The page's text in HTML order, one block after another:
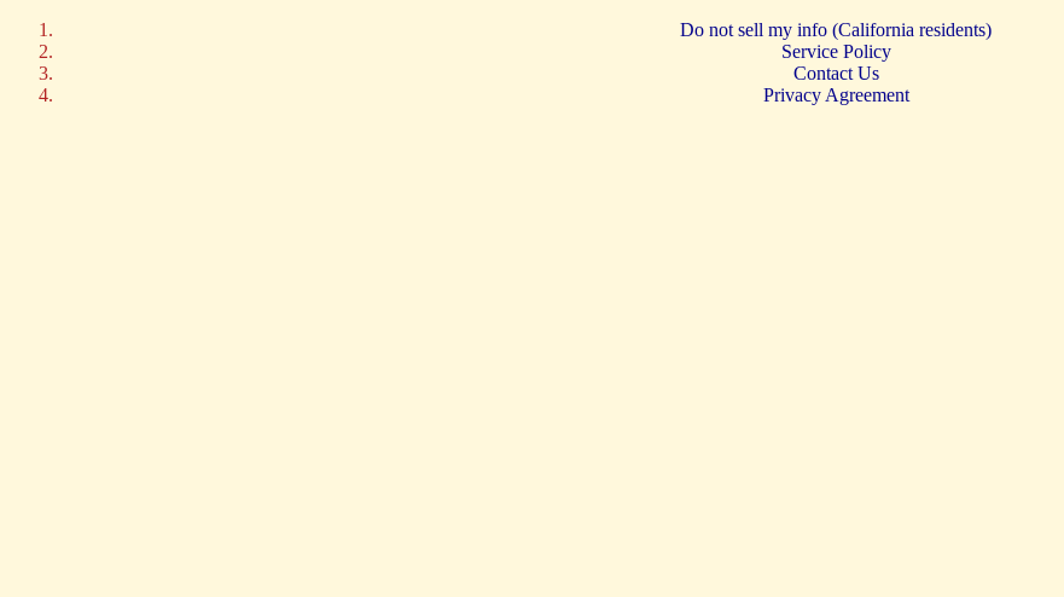
Do not sell my info (California residents)
Service Policy
Contact Us
Privacy Agreement